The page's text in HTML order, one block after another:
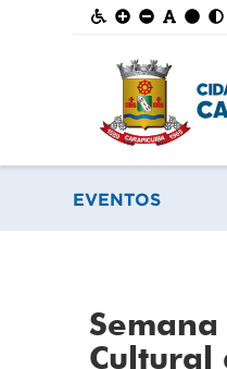
EVENTOS
Cultural